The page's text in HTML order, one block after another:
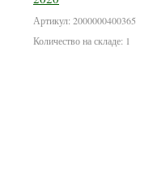
Артикул: 2000000400365
Количество на складе: 1